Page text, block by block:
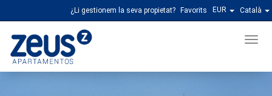
Català
EUR
Favorits
¿Li gestionem la seva propietat?
Menu